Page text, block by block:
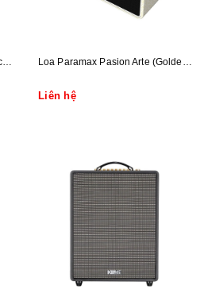
Liên hệ